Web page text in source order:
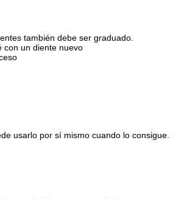
también debe ser graduado.
con un diente nuevo
usarlo por sí mismo cuando lo consigue.